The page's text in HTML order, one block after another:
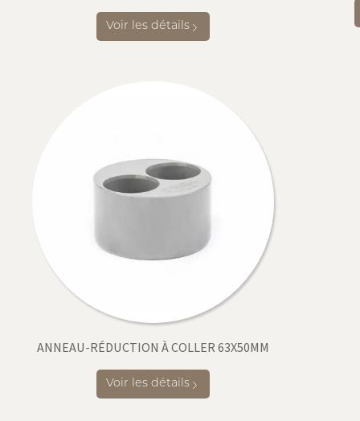
Voir les détails
ANNEAU-RÉDUCTION À COLLER 63X50MM
Voir les détails